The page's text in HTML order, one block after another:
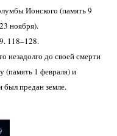
Ионского (память 9
ноября).
118–128.
незадолго до своей смерти
(память 1 февраля) и
был предан земле.